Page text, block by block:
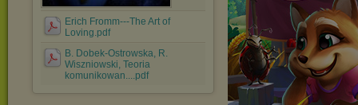
Erich Fromm---The Art of
Loving.pdf
B. Dobek-Ostrowska, R.
Wiszniowski, Teoria
komunikowan....pdf